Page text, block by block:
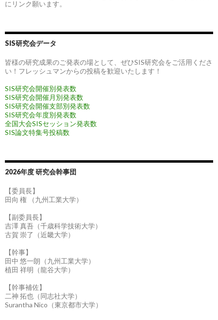
にリンク願います。
SIS研究会データ
皆様の研究成果のご発表の場として、ぜひSIS研究会をご活用くださ
い！フレッシュマンからの投稿を歓迎いたします！
SIS研究会開催別発表数
SIS研究会開催月別発表数
SIS研究会開催支部別発表数
SIS研究会年度別発表数
全国大会SISセッション発表数
SIS論文特集号投稿数
2026年度 研究会幹事団
【委員長】
田向 権 （九州工業大学）
【副委員長】
吉澤 真吾（千歳科学技術大学）
古賀 崇了（近畿大学）
【幹事】
田中 悠一朗（九州工業大学）
植田 祥明（龍谷大学）
【幹事補佐】
二神 拓也（同志社大学）
Surantha Nico（東京都市大学）